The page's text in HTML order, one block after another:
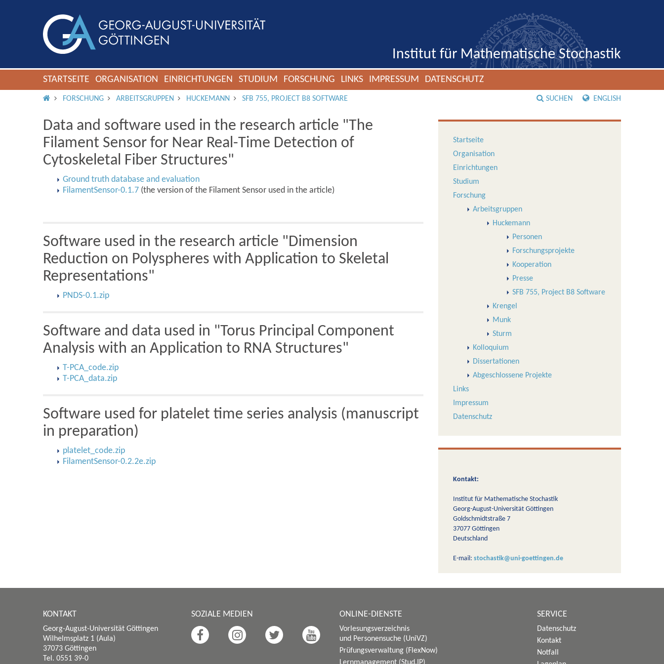
Institut für Mathematische Stochastik
STARTSEITE ORGANISATION EINRICHTUNGEN STUDIUM FORSCHUNG LINKS IMPRESSUM DATENSCHUTZ
IMS ROOT
FORSCHUNG ARBEITSGRUPPEN HUCKEMANN SFB 755, PROJECT B8 SOFTWARE SUCHEN ENGLISH
Data and software used in the research article "The
Filament Sensor for Near Real-Time Detection of
Cytoskeletal Fiber Structures"
Ground truth database and evaluation
FilamentSensor-0.1.7 (the version of the Filament Sensor used in the article)
Software used in the research article "Dimension
Reduction on Polyspheres with Application to Skeletal
Representations"
PNDS-0.1.zip
Software and data used in "Torus Principal Component
Analysis with an Application to RNA Structures"
T-PCA_code.zip
T-PCA_data.zip
Software used for platelet time series analysis (manuscript
in preparation)
platelet_code.zip
FilamentSensor-0.2.2e.zip
Startseite
Organisation
Einrichtungen
Studium
Forschung
Arbeitsgruppen
Huckemann
Personen
Forschungsprojekte
Kooperation
Presse
SFB 755, Project B8 Software
Krengel
Munk
Sturm
Kolloquium
Dissertationen
Abgeschlossene Projekte
Links
Impressum
Datenschutz
Kontakt:
Institut für Mathematische Stochastik
Georg-August-Universität Göttingen
Goldschmidtstraße 7
37077 Göttingen
Deutschland
E-mail: stochastik@uni-goettingen.de
KONTAKT
Georg-August-Universität Göttingen
Wilhelmsplatz 1 (Aula)
37073 Göttingen
Tel. 0551 39-0
SOZIALE MEDIEN ONLINE-DIENSTE
Vorlesungsverzeichnis
und Personensuche (UniVZ)
Prüfungsverwaltung (FlexNow)
SERVICE
Datenschutz
Kontakt
Notfall